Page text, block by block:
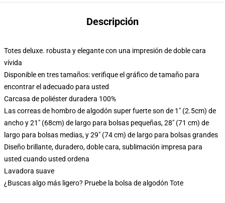
Descripción
Totes deluxe. robusta y elegante con una impresión de doble cara
vívida
Disponible en tres tamaños: verifique el gráfico de tamaño para
encontrar el adecuado para usted
Carcasa de poliéster duradera 100%
Las correas de hombro de algodón super fuerte son de 1" (2.5cm) de
ancho y 21" (68cm) de largo para bolsas pequeñas, 28" (71 cm) de
largo para bolsas medias, y 29" (74 cm) de largo para bolsas grandes
Diseño brillante, duradero, doble cara, sublimación impresa para
usted cuando usted ordena
Lavadora suave
¿Buscas algo más ligero? Pruebe la bolsa de algodón Tote